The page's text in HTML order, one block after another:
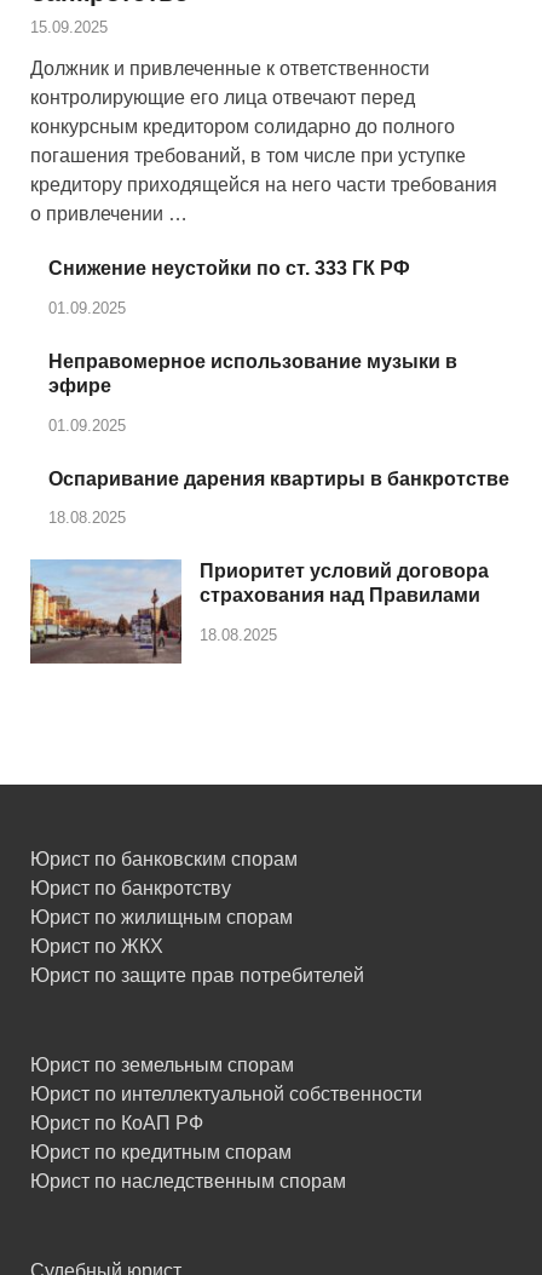
15.09.2025
Должник и привлеченные к ответственности
контролирующие его лица отвечают перед
конкурсным кредитором солидарно до полного
погашения требований, в том числе при уступке
кредитору приходящейся на него части требования
о привлечении …
Снижение неустойки по ст. 333 ГК РФ
01.09.2025
Неправомерное использование музыки в
эфире
01.09.2025
Оспаривание дарения квартиры в банкротстве
18.08.2025
Приоритет условий договора
страхования над Правилами
18.08.2025
Юрист по банковским спорам
Юрист по банкротству
Юрист по жилищным спорам
Юрист по ЖКХ
Юрист по защите прав потребителей
Юрист по земельным спорам
Юрист по интеллектуальной собственности
Юрист по КоАП РФ
Юрист по кредитным спорам
Юрист по наследственным спорам